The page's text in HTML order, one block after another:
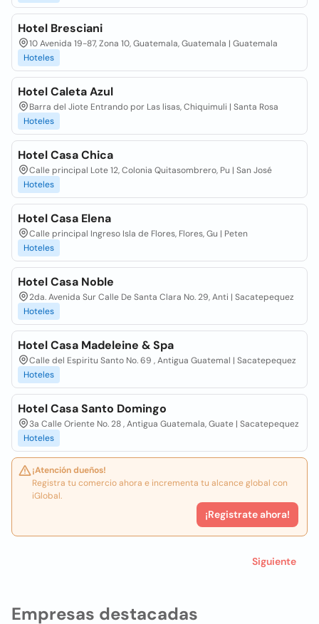
Empresas destacadas
Hotel Bresciani
10 Avenida 19-87, Zona 10, Guatemala, Guatemala | Guatemala
Hoteles
Hotel Caleta Azul
Barra del Jiote Entrando por Las lisas, Chiquimuli | Santa Rosa
Hoteles
Hotel Casa Chica
Calle principal Lote 12, Colonia Quitasombrero, Pu | San José
Hoteles
Hotel Casa Elena
Calle principal Ingreso Isla de Flores, Flores, Gu | Peten
Hoteles
Hotel Casa Noble
2da. Avenida Sur Calle De Santa Clara No. 29, Anti | Sacatepequez
Hoteles
Hotel Casa Madeleine & Spa
Calle del Espiritu Santo No. 69 , Antigua Guatemal | Sacatepequez
Hoteles
Hotel Casa Santo Domingo
3a Calle Oriente No. 28 , Antigua Guatemala, Guate | Sacatepequez
Hoteles
¡Atención dueños!
Registra tu comercio ahora e incrementa tu alcance global con
iGlobal.
¡Registrate ahora!
Siguiente